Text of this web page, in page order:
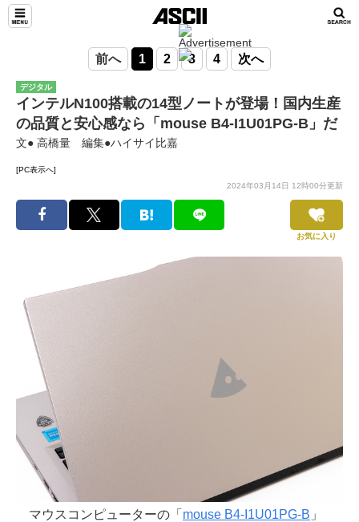
前へ 1 2 3 4 次へ
デジタル
インテルN100搭載の14型ノートが登場！国内生産
の品質と安心感なら「mouse B4-I1U01PG-B」だ
文● 高橋量 編集●ハイサイ比嘉
[PC表示へ]
2024年03月14日 12時00分更新
お気に入り
マウスコンピューターの「 mouse B4-I1U01PG-B 」